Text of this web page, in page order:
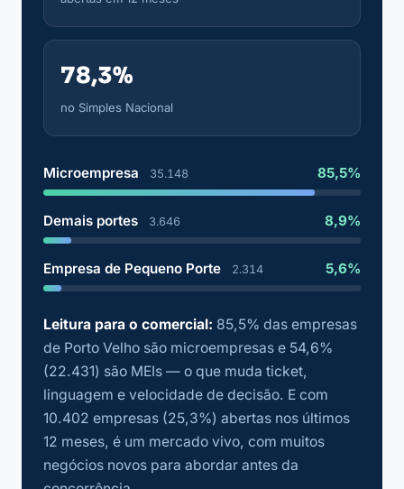
78,3%
no Simples Nacional
Microempresa 35.148 85,5%
Demais portes 3.646 8,9%
Empresa de Pequeno Porte 2.314 5,6%
Leitura para o comercial: 85,5% das empresas
de Porto Velho são microempresas e 54,6%
(22.431) são MEIs — o que muda ticket,
linguagem e velocidade de decisão. E com
10.402 empresas (25,3%) abertas nos últimos
12 meses, é um mercado vivo, com muitos
negócios novos para abordar antes da